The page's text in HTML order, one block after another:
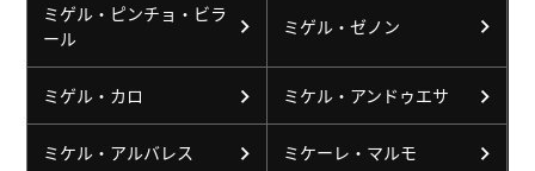
ミゲル・ピンチョ・ビラ
ール
ミゲル・ゼノン
ミゲル・カロ ミケル・アンドゥエサ
ミケル・アルバレス ミケーレ・マルモ